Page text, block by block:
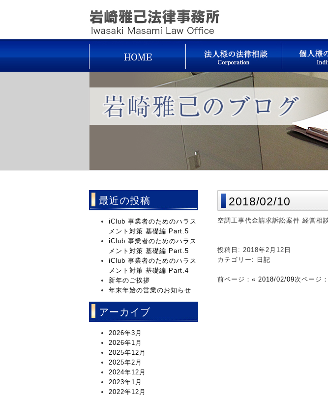
2018/02/10
空調工事代金請求訴訟案件 経営相
投稿日: 2018年2月12日
カテゴリー:
日記
前ページ： « 2018/02/09次ページ：
最近の投稿
iClub 事業者のためのハラス
メント対策 基礎編 Part.5
iClub 事業者のためのハラス
メント対策 基礎編 Part.5
iClub 事業者のためのハラス
メント対策 基礎編 Part.4
新年のご挨拶
年末年始の営業のお知らせ
アーカイブ
2026年3月
2026年1月
2025年12月
2025年2月
2024年12月
2023年1月
2022年12月